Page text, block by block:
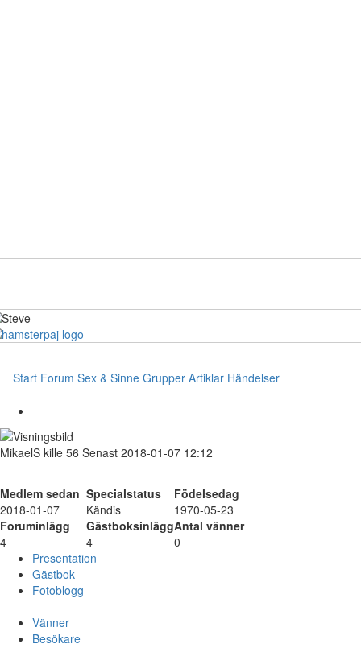
Start Forum Sex & Sinne Grupper Artiklar Händelser
MikaelS kille 56 Senast 2018-01-07 12:12
Medlem sedan Specialstatus
Födelsedag
2018-01-07
Kändis
1970-05-23
Foruminlägg
GästboksinläggAntal vänner
4
4
0
Presentation
Gästbok
Fotoblogg
Vänner
Besökare